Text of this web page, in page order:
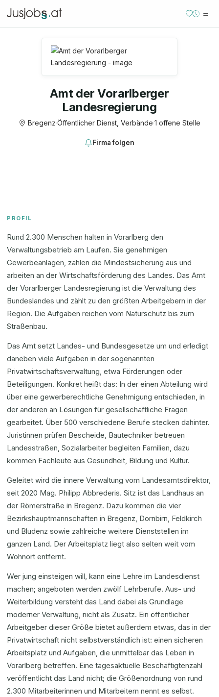
Amt der Vorarlberger
Landesregierung
Bregenz·Öffentlicher Dienst, Verbände·1 offene Stelle
Firma folgen
PROFIL
Rund 2.300 Menschen halten in Vorarlberg den
Verwaltungsbetrieb am Laufen. Sie genehmigen
Gewerbeanlagen, zahlen die Mindestsicherung aus und
arbeiten an der Wirtschaftsförderung des Landes. Das Amt
der Vorarlberger Landesregierung ist die Verwaltung des
Bundeslandes und zählt zu den größten Arbeitgebern in der
Region. Die Aufgaben reichen vom Naturschutz bis zum
Straßenbau.
Das Amt setzt Landes- und Bundesgesetze um und erledigt
daneben viele Aufgaben in der sogenannten
Privatwirtschaftsverwaltung, etwa Förderungen oder
Beteiligungen. Konkret heißt das: In der einen Abteilung wird
über eine gewerberechtliche Genehmigung entschieden, in
der anderen an Lösungen für gesellschaftliche Fragen
gearbeitet. Über 500 verschiedene Berufe stecken dahinter.
Juristinnen prüfen Bescheide, Bautechniker betreuen
Landesstraßen, Sozialarbeiter begleiten Familien, dazu
kommen Fachleute aus Gesundheit, Bildung und Kultur.
Geleitet wird die innere Verwaltung vom Landesamtsdirektor,
seit 2020 Mag. Philipp Abbrederis. Sitz ist das Landhaus an
der Römerstraße in Bregenz. Dazu kommen die vier
Bezirkshauptmannschaften in Bregenz, Dornbirn, Feldkirch
und Bludenz sowie zahlreiche weitere Dienststellen im
ganzen Land. Der Arbeitsplatz liegt also selten weit vom
Wohnort entfernt.
Wer jung einsteigen will, kann eine Lehre im Landesdienst
machen; angeboten werden zwölf Lehrberufe. Aus- und
Weiterbildung versteht das Land dabei als Grundlage
moderner Verwaltung, nicht als Zusatz. Ein öffentlicher
Arbeitgeber dieser Größe bietet außerdem etwas, das in der
Privatwirtschaft nicht selbstverständlich ist: einen sicheren
Arbeitsplatz und Aufgaben, die unmittelbar das Leben in
Vorarlberg betreffen. Eine tagesaktuelle Beschäftigtenzahl
veröffentlicht das Land nicht; die Größenordnung von rund
2.300 Mitarbeiterinnen und Mitarbeitern nennt es selbst.